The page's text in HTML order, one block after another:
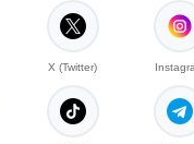
X (Twitter)